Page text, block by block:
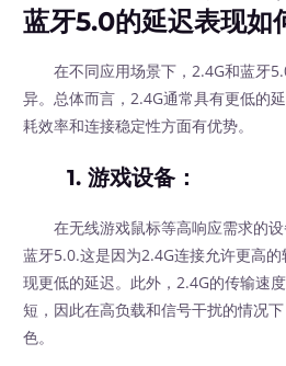
蓝牙5.0的延迟表现如
在不同应用场景下，2.4G和蓝牙
异。总体而言，2.4G通常具有更低的
耗效率和连接稳定性方面有优势。
1.游戏设备 ：
在无线游戏鼠标等高响应需求的设
蓝牙5.0.这是因为2.4G连接允许更高
现更低的延迟。此外，2.4G的传输速
短，因此在高负载和信号干扰的情况
色。